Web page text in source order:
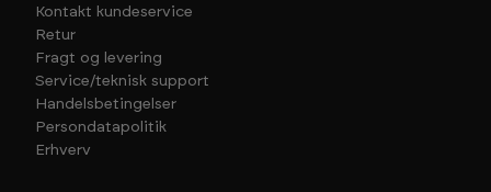
Kontakt kundeservice
Retur
Fragt og levering
Service/teknisk support
Handelsbetingelser
Persondatapolitik
Erhverv